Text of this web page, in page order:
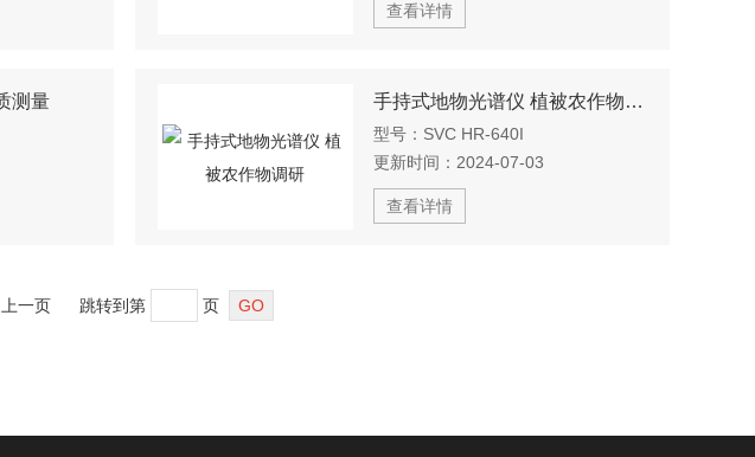
查看详情
测量 手持式地物光谱仪 植被农作物调研
型号： SVC HR-640I
更新时间： 2024-07-03
查看详情
一页 跳转到第 页